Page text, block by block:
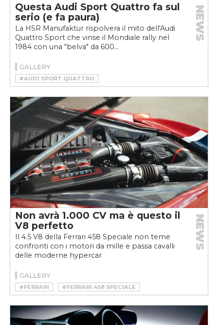
Questa Audi Sport Quattro fa sul
serio (e fa paura)
La HSR Manufaktur rispolvera il mito dell'Audi
Quattro Sport che vinse il Mondiale rally nel
1984 con una "belva" da 600...
NEWS
GALLERY
#AUDI SPORT QUATTRO
#HSR MANUFAKTUR
#RESTOMOD
Non avrà 1.000 CV ma è questo il
V8 perfetto
Il 4.5 V8 della Ferrari 458 Speciale non teme
confronti con i motori da mille e passa cavalli
delle moderne hypercar
NEWS
GALLERY
#FERRARI #FERRARI 458 SPECIALE